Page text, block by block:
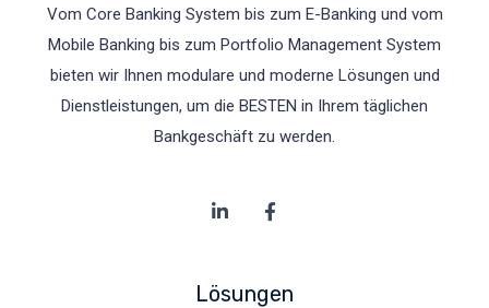
Vom Core Banking System bis zum E-Banking und vom
Mobile Banking bis zum Portfolio Management System
bieten wir Ihnen modulare und moderne Lösungen und
Dienstleistungen, um die BESTEN in Ihrem täglichen
Bankgeschäft zu werden.
Lösungen